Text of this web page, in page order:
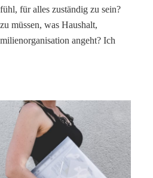
für alles zuständig zu sein?
müssen, was Haushalt,
angeht? Ich